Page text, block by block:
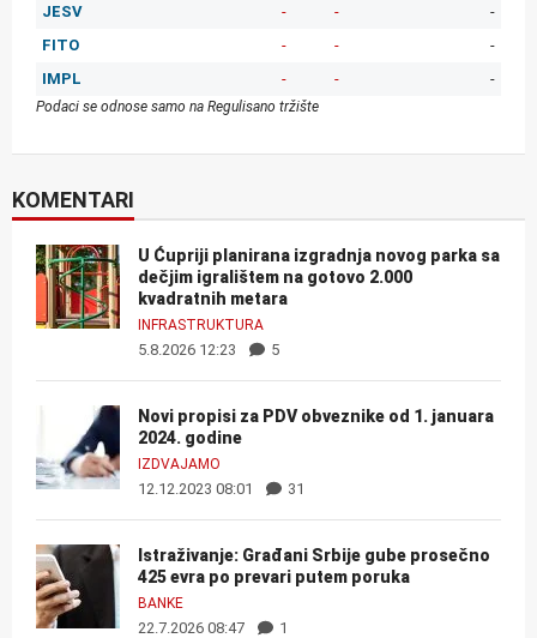
JESV
- -
-
FITO
- -
-
IMPL
- - -
Podaci se odnose samo na Regulisano tržište
KOMENTARI
U Ćupriji planirana izgradnja novog parka sa
dečjim igralištem na gotovo 2.000
kvadratnih metara
INFRASTRUKTURA
5.8.2026 12:23 5
Novi propisi za PDV obveznike od 1. januara
2024. godine
IZDVAJAMO
12.12.2023 08:01 31
Istraživanje: Građani Srbije gube prosečno
425 evra po prevari putem poruka
BANKE
22.7.2026 08:47 1